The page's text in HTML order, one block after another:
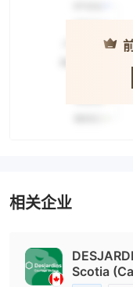
相关企业
Scotia